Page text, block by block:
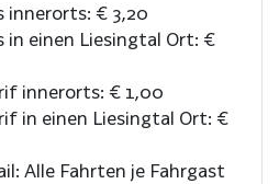
innerorts: € 3,20
in einen Liesingtal Ort: €
innerorts: € 1,00
in einen Liesingtal Ort: €
Alle Fahrten je Fahrgast